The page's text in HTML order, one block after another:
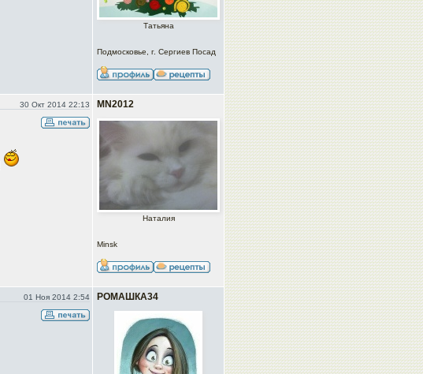
Татьяна
Подмосковье, г. Сергиев Посад
30 Окт 2014 22:13 MN2012
Наталия
Minsk
01 Ноя 2014 2:54 РОМАШКА34